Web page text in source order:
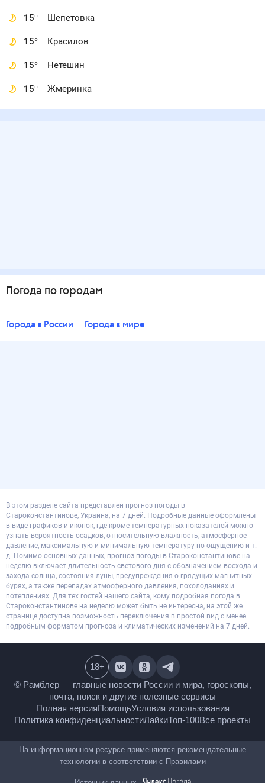
15° Шепетовка
15° Красилов
15° Нетешин
15° Жмеринка
Погода по городам
Города в России Города в мире
В этом разделе сайта представлен прогноз погоды в
Староконстантинове, Украина, на 7 дней. Подробные данные оформлены
в виде графиков и иконок, где кроме температурных показателей можно
узнать вероятность осадков, относительную влажность, атмосферное
давление, максимальную и минимальную температуру по ощущению и т.
д. Помимо основных данных, прогноз погоды в Староконстантинове на
неделю включает длительность светового дня с обозначением восхода и
захода солнца, состояния луны, предупреждения о грядущих магнитных
бурях, а также перепадах атмосферного давления, похолоданиях и
потеплениях. Для тех гостей нашего сайта, кому подробная погода в
Староконстантинове на неделю может быть не интересна, на этой же
странице доступна возможность переключения в простой вид с менее
подробным форматом прогноза и климатических изменений на 7 дней.
© Рамблер — главные новости России и мира,
гороскопы, почта, поиск и другие полезные сервисы
Полная версияПомощьУсловия использования
Политика конфиденциальностиЛайкиТоп-100
18+
На информационном ресурсе применяются
рекомендательные технологии в соответствии сПравилами